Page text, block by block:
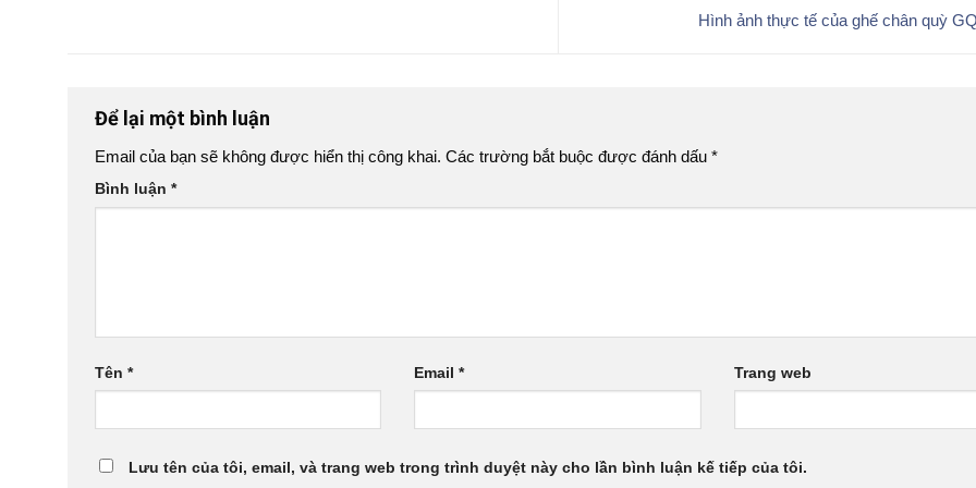
Hình ảnh thực tế của ghế chân quỳ
Để lại một bình luận
Email của bạn sẽ không được hiển thị công khai. Các trường bắt buộc được đánh dấu *
Bình luận *
Tên * Email* Trang web
Lưu tên của tôi, email, và trang web trong trình duyệt này cho lần bình luận kế tiếp của tôi.